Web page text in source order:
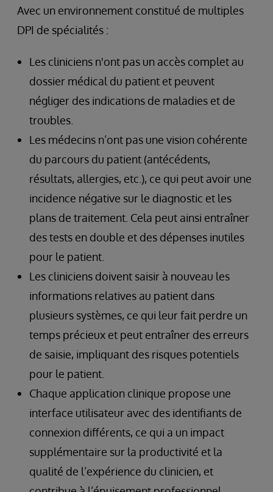
Avec un environnement constitué de multiples
DPI de spécialités :
Les cliniciens n'ont pas un accès complet au
dossier médical du patient et peuvent
négliger des indications de maladies et de
troubles.
Les médecins n’ont pas une vision cohérente
du parcours du patient (antécédents,
résultats, allergies, etc.), ce qui peut avoir une
incidence négative sur le diagnostic et les
plans de traitement. Cela peut ainsi entraîner
des tests en double et des dépenses inutiles
pour le patient.
Les cliniciens doivent saisir à nouveau les
informations relatives au patient dans
plusieurs systèmes, ce qui leur fait perdre un
temps précieux et peut entraîner des erreurs
de saisie, impliquant des risques potentiels
pour le patient.
Chaque application clinique propose une
interface utilisateur avec des identifiants de
connexion différents, ce qui a un impact
supplémentaire sur la productivité et la
qualité de l’expérience du clinicien, et